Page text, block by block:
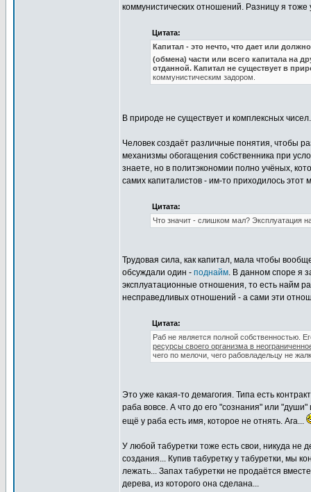
коммунистических отношений. Разницу я
Цитата:
Капитал - это нечто, что дает или
(обмена) части или всего капитала на
отданной. Капитал не существует в
коммунистическим задором.
В природе не существует и комплексных
Человек создаёт различные понятия, чтобы
механизмы обогащения собственника при
знаете, но в политэкономии полно учёных,
самих капиталистов - им-то приходилось этот
Цитата:
Что значит - слишком мал? Эксплуатация
Трудовая сила, как капитал, мала чтобы
обсуждали один - поднайм. В данном споре я
эксплуатационные отношения, то есть найм
несправедливых отношений - а сами эти
Цитата:
Раб не является полной собственностью.
ресурсы своего организма в
чего по мелочи, чего рабовладельцу не
Это уже какая-то демагогия. Типа есть
раба вовсе. А что до его "сознания" или
ещё у раба есть имя, которое не отнять. Ага...
У любой табуретки тоже есть свои, никуда не
создания... Купив табуретку у табуретки, мы
лежать... Запах табуретки не продаётся
дерева, из которого она сделана...